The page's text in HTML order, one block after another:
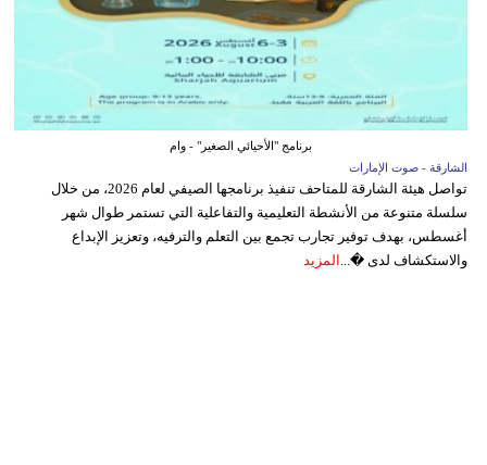
برنامج "الأحيائي الصغير" - وام
الشارقة - صوت الإمارات
تواصل هيئة الشارقة للمتاحف تنفيذ برنامجها الصيفي لعام 2026، من خلال
سلسلة متنوعة من الأنشطة التعليمية والتفاعلية التي تستمر طوال شهر
أغسطس، بهدف توفير تجارب تجمع بين التعلم والترفيه، وتعزيز الإبداع
والاستكشاف لدى �... المزيد